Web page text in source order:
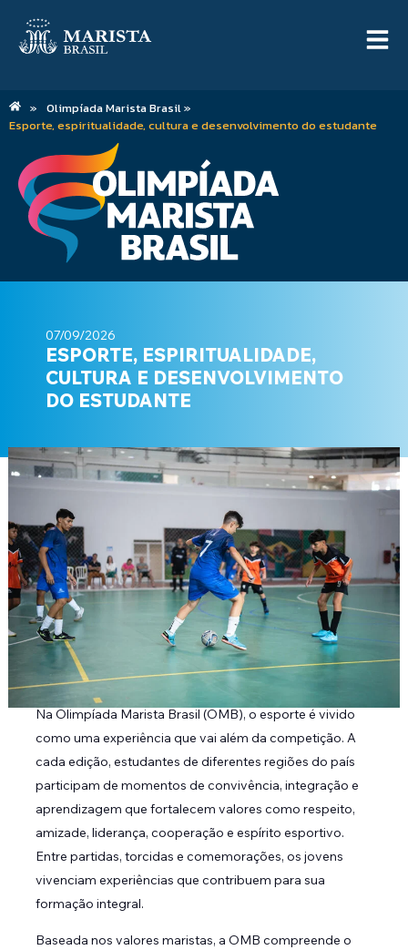
» Olimpíada Marista Brasil »
Esporte, espiritualidade, cultura e desenvolvimento do estudante
07/09/2026
ESPORTE, ESPIRITUALIDADE,
CULTURA E DESENVOLVIMENTO
DO ESTUDANTE
Na Olimpíada Marista Brasil (OMB), o esporte é vivido
como uma experiência que vai além da competição. A
cada edição, estudantes de diferentes regiões do país
participam de momentos de convivência, integração e
aprendizagem que fortalecem valores como respeito,
amizade, liderança, cooperação e espírito esportivo.
Entre partidas, torcidas e comemorações, os jovens
vivenciam experiências que contribuem para sua
formação integral.
Baseada nos valores maristas, a OMB compreende o